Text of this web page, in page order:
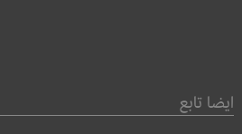
ايضا تابع